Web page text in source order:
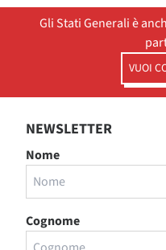
Gli Stati Generali è
VUOI
NEWSLETTER
Nome
Cognome